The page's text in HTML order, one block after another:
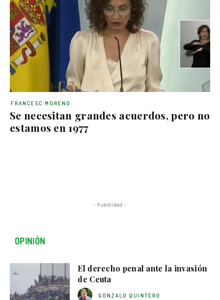
Se necesitan grandes acuerdos, pero no
estamos en 1977
FRANCESC MORENO
- Publicidad -
OPINIÓN
El derecho penal ante la invasión
de Ceuta
GONZALO QUINTERO